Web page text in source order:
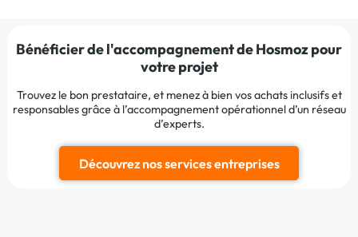
Bénéficier de l'accompagnement de Hosmoz pour
votre projet
Trouvez le bon prestataire, et menez à bien vos achats inclusifs et
responsables grâce à l’accompagnement opérationnel d’un réseau
d’experts.
Découvrez nos services entreprises